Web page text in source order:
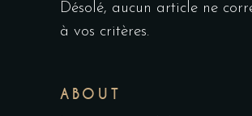
Désolé, aucun article ne
à vos critères.
ABOUT